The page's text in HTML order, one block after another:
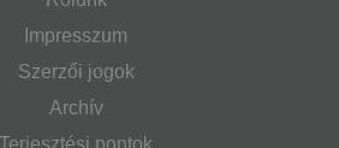
Impresszum
Szerzői jogok
Archív
Terjesztési pontok